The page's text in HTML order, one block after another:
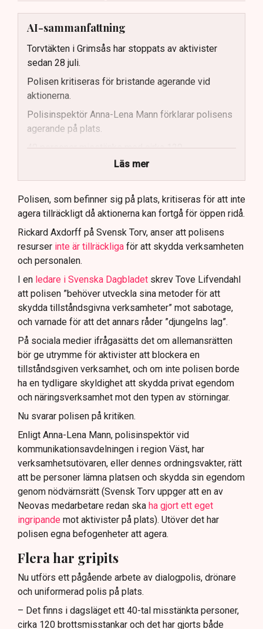
AI-sammanfattning
Torvtäkten i Grimsås har stoppats av aktivister
sedan 28 juli.
Polisen kritiseras för bristande agerande vid
aktionerna.
Polisinspektör Anna-Lena Mann förklarar polisens
agerande på plats.
40 personer misstänks med cirka 120
brottsmisstankar kopplade.
Polisen använder drönare och uniformerad polis
för att dokumentera bevis.
Samtidigt är polisarbetet komplext när det gäller
att navigera juridiska rättigheter och gränser.
Läs mer
Polisen, som befinner sig på plats, kritiseras för att inte
agera tillräckligt då aktionerna kan fortgå för öppen ridå.
Rickard Axdorff på Svensk Torv, anser att polisens
resurser inte är tillräckliga för att skydda verksamheten
och personalen.
I en ledare i Svenska Dagbladet skrev Tove Lifvendahl
att polisen ”behöver utveckla sina metoder för att
skydda tillståndsgivna verksamheter” mot sabotage,
och varnade för att det annars råder ”djungelns lag”.
På sociala medier ifrågasätts det om allemansrätten
bör ge utrymme för aktivister att blockera en
tillståndsgiven verksamhet, och om inte polisen borde
ha en tydligare skyldighet att skydda privat egendom
och näringsverksamhet mot den typen av störningar.
Nu svarar polisen på kritiken.
Enligt Anna-Lena Mann, polisinspektör vid
kommunikationsavdelningen i region Väst, har
verksamhetsutövaren, eller dennes ordningsvakter, rätt
att be personer lämna platsen och skydda sin egendom
genom nödvärnsrätt (Svensk Torv uppger att en av
Neovas medarbetare redan ska ha gjort ett eget
ingripande mot aktivister på plats). Utöver det har
polisen egna befogenheter att agera.
Flera har gripits
Nu utförs ett pågående arbete av dialogpolis, drönare
och uniformerad polis på plats.
– Det finns i dagsläget ett 40-tal misstänkta personer,
cirka 120 brottsmisstankar och det har gjorts både